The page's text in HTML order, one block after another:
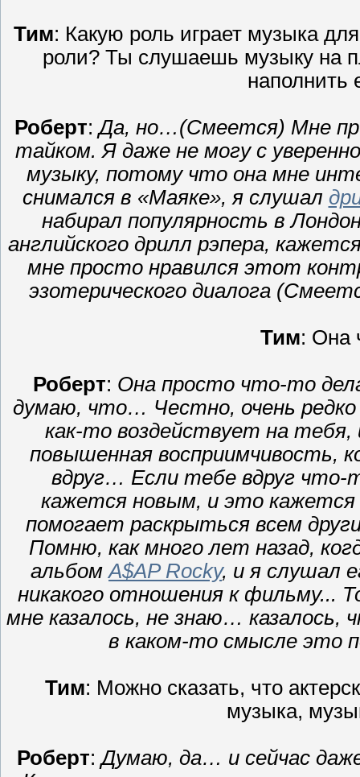
Тим: Какую роль играет музыка
роли? Ты слушаешь музыку на
наполнить
Роберт:Да, но…(Смеется) Мне
тайком. Я даже не могу с
музыку, потому что она мне
снимался в «Маяке», я слушал
набирал популярность в
английского дрилл рэпера,
мне просто нравился этот
эзотерического диалога
Тим: Она
Роберт: Она просто что-то
думаю, что… Честно, очень
как-то воздействует на
повышенная
вдруг… Если тебе вдруг что-
кажется новым, и это
помогает раскрыться всем
Помню, как много лет назад,
альбомA$AP Rocky, и я слушал
никакого отношения к фильму...
мне казалось, не знаю…
в каком-то смысле это
Тим: Можно сказать, что
музыка,
Роберт:Думаю, да… и сейчас